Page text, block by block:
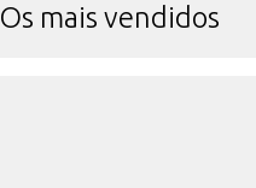
Os mais vendidos